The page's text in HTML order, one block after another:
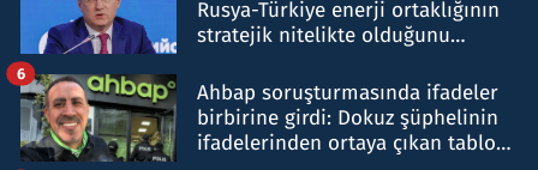
Rusya-Türkiye enerji ortaklığının
stratejik nitelikte olduğunu
Ahbap soruşturmasında ifadeler
birbirine girdi: Dokuz şüphelinin
ifadelerinden ortaya çıkan tablo
6